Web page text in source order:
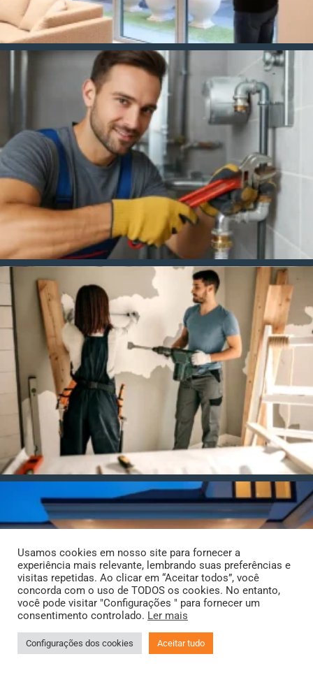
Usamos cookies em nosso site para fornecer a
experiência mais relevante, lembrando suas preferências e
visitas repetidas. Ao clicar em “Aceitar todos”, você
concorda com o uso de TODOS os cookies. No entanto,
você pode visitar "Configurações " para fornecer um
consentimento controlado. Ler mais
Configurações dos cookies Aceitar tudo